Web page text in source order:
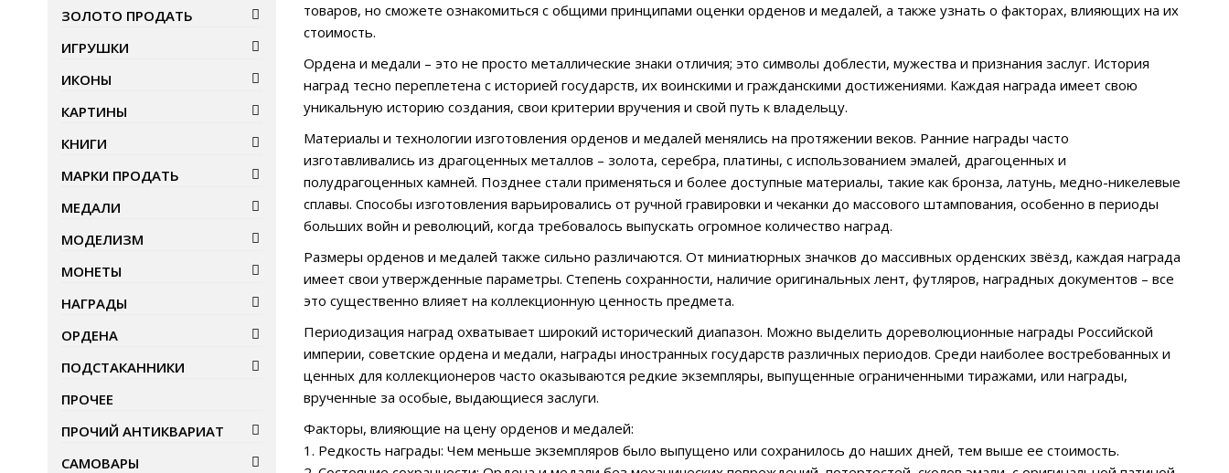
товаров, но сможете ознакомиться с общими принципами оценки орденов и медалей, а также узнать о факторах, влияющих на их
стоимость.
Ордена и медали – это не просто металлические знаки отличия; это символы доблести, мужества и признания заслуг. История
наград тесно переплетена с историей государств, их воинскими и гражданскими достижениями. Каждая награда имеет свою
уникальную историю создания, свои критерии вручения и свой путь к владельцу.
Материалы и технологии изготовления орденов и медалей менялись на протяжении веков. Ранние награды часто
изготавливались из драгоценных металлов – золота, серебра, платины, с использованием эмалей, драгоценных и
полудрагоценных камней. Позднее стали применяться и более доступные материалы, такие как бронза, латунь, медно-никелевые
сплавы. Способы изготовления варьировались от ручной гравировки и чеканки до массового штампования, особенно в периоды
больших войн и революций, когда требовалось выпускать огромное количество наград.
Размеры орденов и медалей также сильно различаются. От миниатюрных значков до массивных орденских звёзд, каждая награда
имеет свои утвержденные параметры. Степень сохранности, наличие оригинальных лент, футляров, наградных документов – все
это существенно влияет на коллекционную ценность предмета.
Периодизация наград охватывает широкий исторический диапазон. Можно выделить дореволюционные награды Российской
империи, советские ордена и медали, награды иностранных государств различных периодов. Среди наиболее востребованных и
ценных для коллекционеров часто оказываются редкие экземпляры, выпущенные ограниченными тиражами, или награды,
врученные за особые, выдающиеся заслуги.
Факторы, влияющие на цену орденов и медалей:
1. Редкость награды: Чем меньше экземпляров было выпущено или сохранилось до наших дней, тем выше ее стоимость.
ЗОЛОТО ПРОДАТЬ
ИГРУШКИ
ИКОНЫ
КАРТИНЫ
КНИГИ
МАРКИ ПРОДАТЬ
МЕДАЛИ
МОДЕЛИЗМ
МОНЕТЫ
НАГРАДЫ
ОРДЕНА
ПОДСТАКАННИКИ
ПРОЧЕЕ
ПРОЧИЙ АНТИКВАРИАТ
САМОВАРЫ